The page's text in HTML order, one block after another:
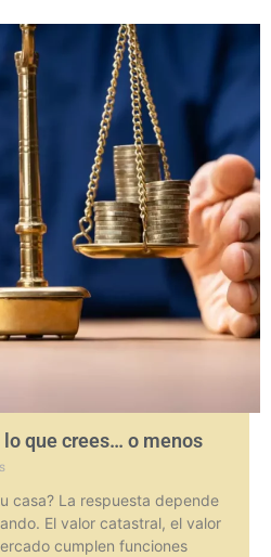
que crees… o menos
casa? La respuesta depende
El valor catastral, el valor
cumplen funciones